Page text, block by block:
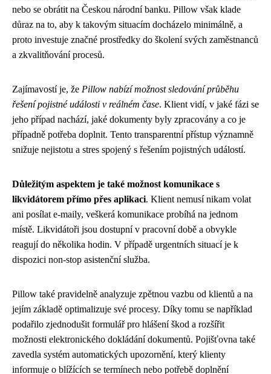
nebo se obrátit na Českou národní banku. Pillow však klade
důraz na to, aby k takovým situacím docházelo minimálně, a
proto investuje značné prostředky do školení svých zaměstnanců
a zkvalitňování procesů.
Zajímavostí je, že Pillow nabízí možnost sledování průběhu
řešení pojistné události v reálném čase. Klient vidí, v jaké fázi se
jeho případ nachází, jaké dokumenty byly zpracovány a co je
případně potřeba doplnit. Tento transparentní přístup významně
snižuje nejistotu a stres spojený s řešením pojistných událostí.
Důležitým aspektem je také možnost komunikace s
likvidátorem přímo přes aplikaci. Klient nemusí nikam volat
ani posílat e-maily, veškerá komunikace probíhá na jednom
místě. Likvidátoři jsou dostupní v pracovní době a obvykle
reagují do několika hodin. V případě urgentních situací je k
dispozici non-stop asistenční služba.
Pillow také pravidelně analyzuje zpětnou vazbu od klientů a na
jejím základě optimalizuje své procesy. Díky tomu se například
podařilo zjednodušit formulář pro hlášení škod a rozšířit
možnosti elektronického dokládání dokumentů. Pojišťovna také
zavedla systém automatických upozornění, který klienty
informuje o blížících se termínech nebo potřebě doplnění